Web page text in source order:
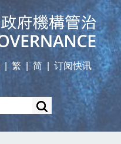
繁 | 简 订阅快讯